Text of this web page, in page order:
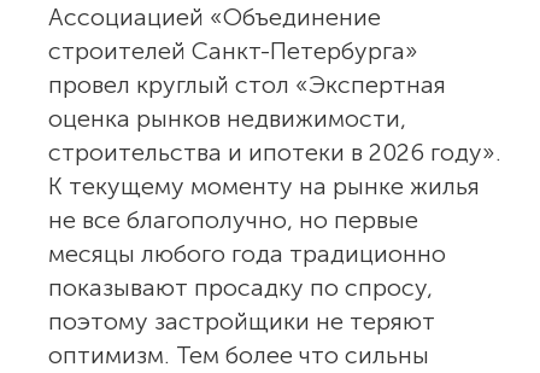
Ассоциацией «Объединение
строителей Санкт-Петербурга»
провел круглый стол «Экспертная
оценка рынков недвижимости,
строительства и ипотеки в 2026 году».
К текущему моменту на рынке жилья
не все благополучно, но первые
месяцы любого года традиционно
показывают просадку по спросу,
поэтому застройщики не теряют
оптимизм. Тем более что сильны